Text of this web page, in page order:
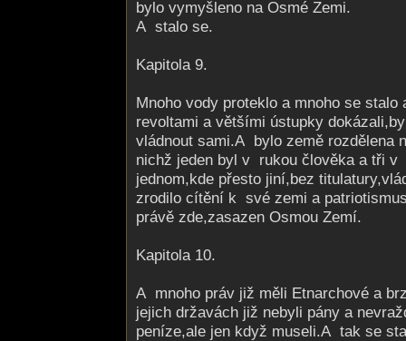
bylo vymyšleno na Osmé Zemi.
A stalo se.
Kapitola 9.
Mnoho vody proteklo a mnoho se stalo
revoltami a většími ústupky
vládnout sami.A bylo země rozdělena
nichž jeden byl v rukou člověka a tři
jednom,kde přesto jiní,bez
zrodilo cítění k své zemi a
právě zde,zasazen Osmou Zemí.
Kapitola 10.
A mnoho práv již měli Etnarchové a
jejich državách již nebyli pány a
peníze,ale jen když museli.A tak se